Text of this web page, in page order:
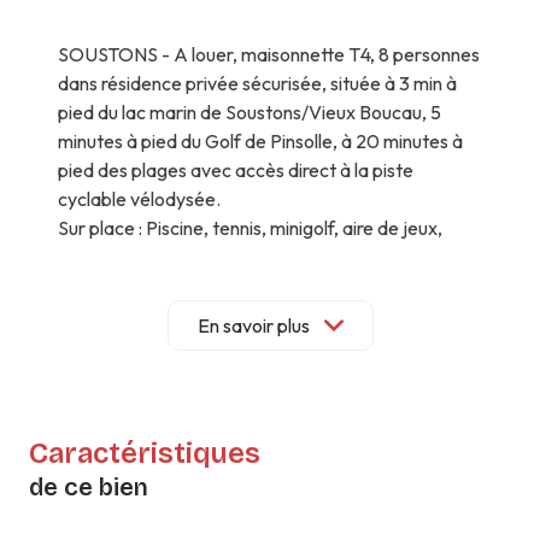
SOUSTONS - A louer, maisonnette T4, 8 personnes
dans résidence privée sécurisée, située à 3 min à
pied du lac marin de Soustons/Vieux Boucau, 5
minutes à pied du Golf de Pinsolle, à 20 minutes à
pied des plages avec accès direct à la piste
cyclable vélodysée.
Sur place : Piscine, tennis, minigolf, aire de jeux,
conciergerie et une location de vélos. (Matériel non
- 1 chambre avec deux lits en 80x190 avec placard
à l’étage
En savoir plus
Caractéristiques
de ce bien